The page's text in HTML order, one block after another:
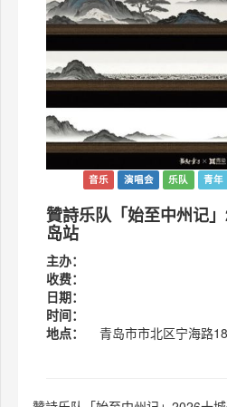
音乐 演唱会 乐队 青年
贊詩乐队「始至中州记
岛站
主办：
收费：
日期：
时间：
地点：
青岛市市北区宁海路